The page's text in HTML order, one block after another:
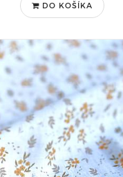
DO KOŠÍKA